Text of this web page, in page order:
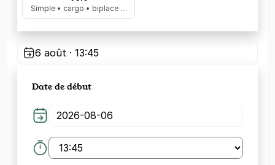
Simple • cargo • biplace …
6 août · 13:45
Date de début